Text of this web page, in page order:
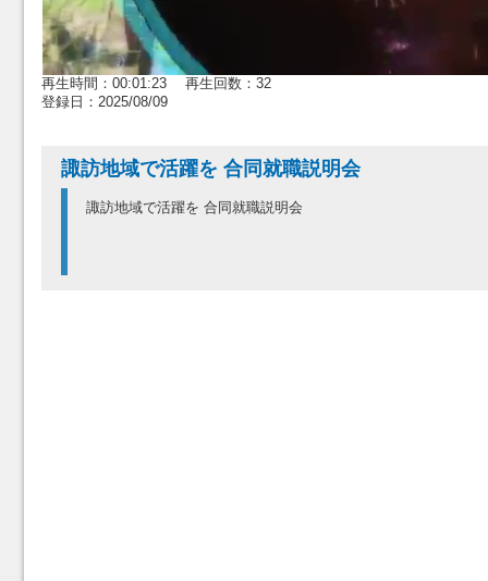
再生時間：00:01:23 再生回数：32
登録日：2025/08/09
諏訪地域で活躍を 合同就職説明会
諏訪地域で活躍を 合同就職説明会